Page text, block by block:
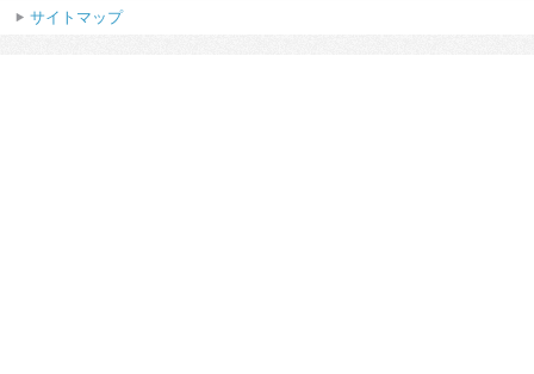
サイトマップ